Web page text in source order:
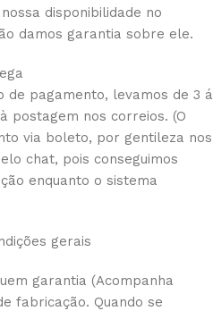
disponibilidade no
damos garantia sobre ele.
de pagamento, levamos de 3 á
postagem nos correios. (O
via boleto, por gentileza nos
chat, pois conseguimos
enquanto o sistema
gerais
garantia (Acompanha
fabricação. Quando se